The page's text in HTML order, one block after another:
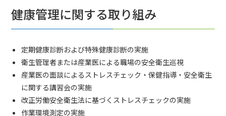
健康管理に関する取り組み
定期健康診断および特殊健康診断の実施
衛生管理者または産業医による職場の安全衛生巡視
産業医の面談によるストレスチェック・保健指導・安全衛生
に関する講習会の実施
改正労働安全衛生法に基づくストレスチェックの実施
作業環境測定の実施